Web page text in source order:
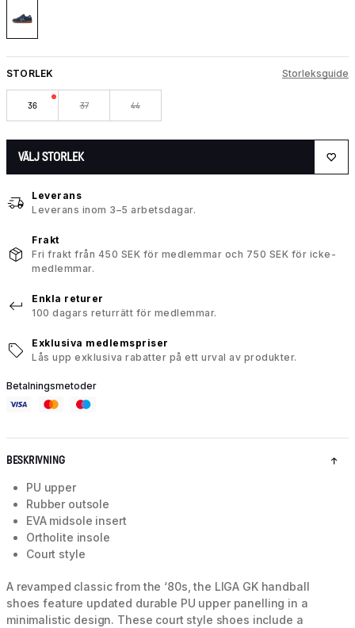
STORLEK Storleksguide
36 37 44
VÄLJ STORLEK
Leverans
Leverans inom 3–5 arbetsdagar.
Frakt
Fri frakt från 450 SEK för medlemmar och 750 SEK för icke-
medlemmar.
Enkla returer
100 dagars returrätt för medlemmar.
Exklusiva medlemspriser
Lås upp exklusiva rabatter på ett urval av produkter.
Betalningsmetoder
BESKRIVNING
PU upper
Rubber outsole
EVA midsole insert
Ortholite insole
Court style
A revamped classic from the ‘80s, the LIGA GK handball
shoes feature updated durable PU upper panelling in a
minimalistic design. These court style shoes include a